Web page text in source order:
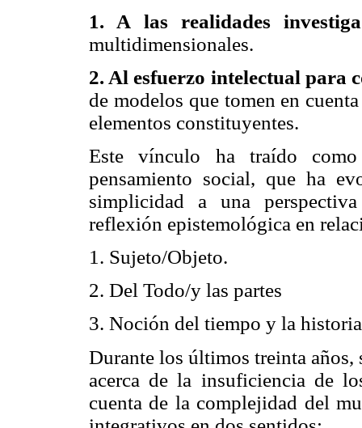
1. A las realidades
multidimensionales.
2. Al esfuerzo intelectual para
de modelos que tomen en
elementos constituyentes.
Este vínculo ha traído como
pensamiento social, que ha
simplicidad a una
reflexión epistemológica en
1. Sujeto/Objeto.
2. Del Todo/y las partes
3. Noción del tiempo y la historia
Durante los últimos treinta años,
acerca de la insuficiencia de
cuenta de la complejidad del